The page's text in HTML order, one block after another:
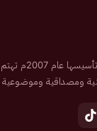
صحيفة إلكترونية
ومصداقية وموضوعية